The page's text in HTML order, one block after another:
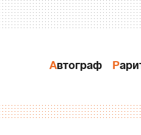
Автограф